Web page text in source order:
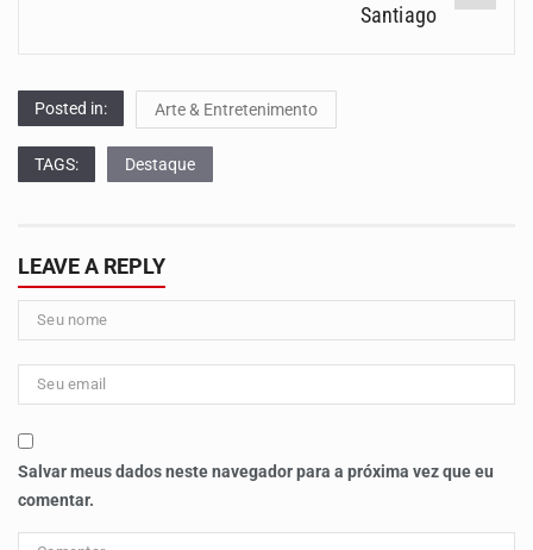
Santiago
Posted in: Arte & Entretenimento
TAGS: Destaque
LEAVE A REPLY
Salvar meus dados neste navegador para a próxima vez que eu
comentar.